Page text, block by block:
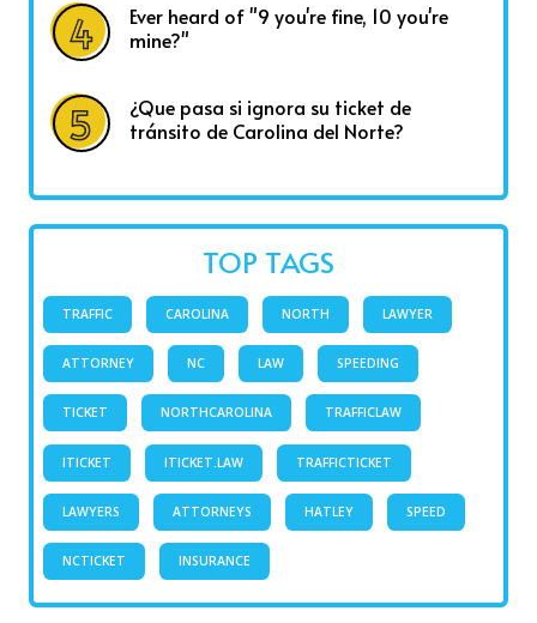
Ever heard of "9 you're fine, 10 you're
mine?"
¿Que pasa si ignora su ticket de
tránsito de Carolina del Norte?
TOP TAGS
TRAFFIC CAROLINA NORTH LAWYER
ATTORNEY NC LAW SPEEDING
TICKET NORTHCAROLINA TRAFFICLAW
ITICKET ITICKET.LAW TRAFFICTICKET
LAWYERS ATTORNEYS HATLEY SPEED
NCTICKET INSURANCE